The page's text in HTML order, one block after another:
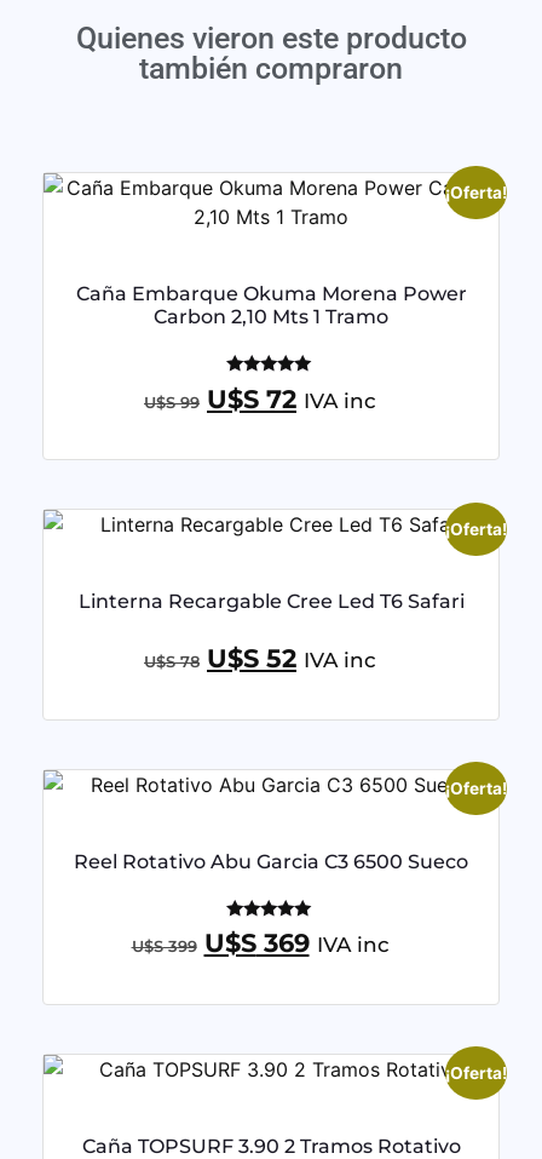
Quienes vieron este producto
también compraron
¡Oferta!
Caña Embarque Okuma Morena Power
Carbon 2,10 Mts 1 Tramo
Valorado
con
U$S99 U$S 72 IVA inc
¡Oferta!
Linterna Recargable Cree Led T6 Safari
U$S78 U$S 52 IVA inc
¡Oferta!
Reel Rotativo Abu Garcia C3 6500 Sueco
Valorado
con
U$S399 U$S369 IVA inc
¡Oferta!
Caña TOPSURF 3.90 2 Tramos Rotativo